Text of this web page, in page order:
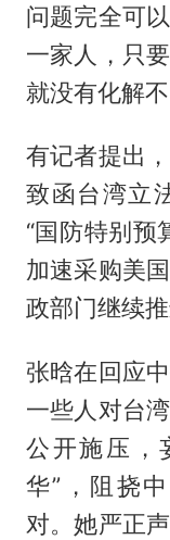
问题完全可
一家人，只
就没有化解
有记者提出
致函台湾立
“国防特别预
加速采购美
政部门继续
张晗在回应
一些人对台
公开施压，
华”，阻挠
对。她严正